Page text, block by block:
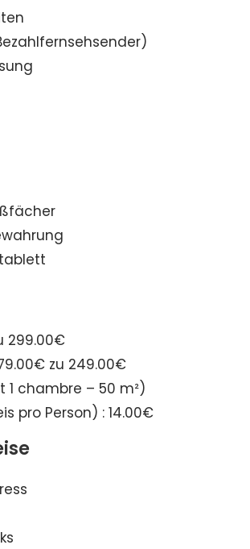
299.00€
zu 249.00€
1 chambre – 50 m²)
pro Person) : 14.00€